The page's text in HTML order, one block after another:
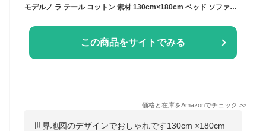
この商品をサイトでみる
価格と在庫をAmazonでチェック >>
世界地図のデザインでおしゃれです130cm ×180cm